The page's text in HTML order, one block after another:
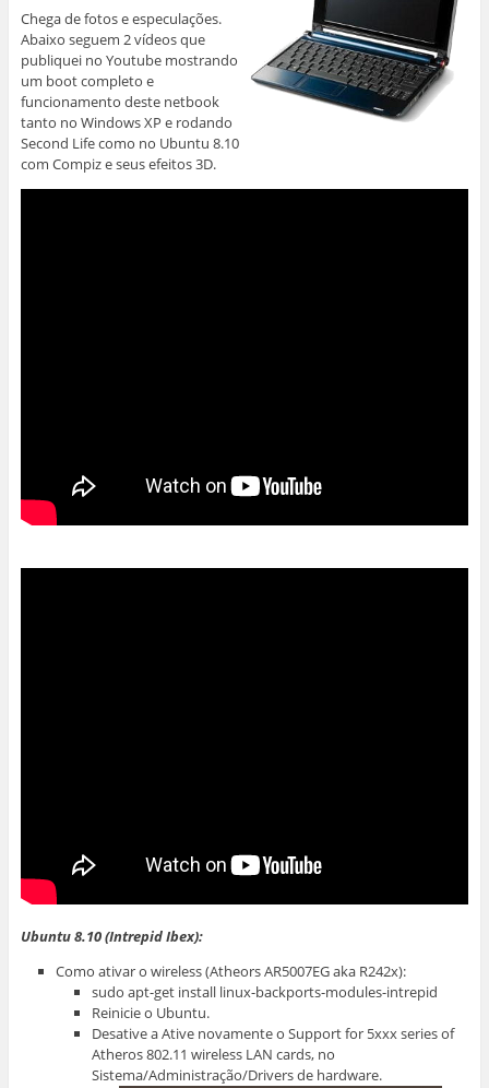
Chega de fotos e especulações.
Abaixo seguem 2 vídeos que
publiquei no Youtube mostrando
um boot completo e
funcionamento deste netbook
tanto no Windows XP e rodando
Second Life como no Ubuntu 8.10
com Compiz e seus efeitos 3D.
Ubuntu 8.10 (Intrepid Ibex):
Como ativar o wireless (Atheors AR5007EG aka R242x):
sudo apt-get install linux-backports-modules-intrepid
Reinicie o Ubuntu.
Desative a Ative novamente o Support for 5xxx series of
Atheros 802.11 wireless LAN cards, no
Sistema/Administração/Drivers de hardware.